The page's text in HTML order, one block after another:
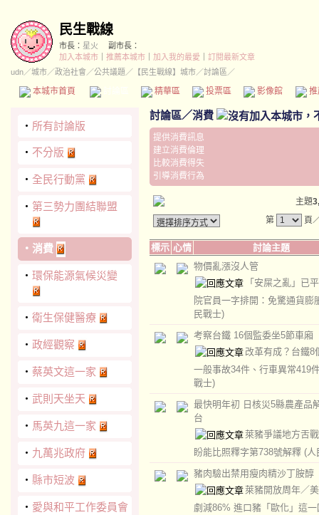
民生戰線
市長： 星火
副市長：
加入本城市
推薦本城市 加入我的最愛
訂閱最新文章
udn／城市／政治社會 ／公共議題 ／ 【民生戰線】城市／討論區／
本城市首頁 精華區 投票區 影像館
‧ 所有討論版
‧ 不分版
‧ 全民行動黨
‧ 第三勢力團結聯盟
‧ 消費
‧ 環保能源氣候災變
‧ 衛生保健醫療
‧ 政經觀察
‧ 蔡英文這一家
‧ 武則天坐天
‧ 馬英九這一家
‧ 九萬兆政府
‧ 縣市短波
‧ 愛與和平工作委員會
討論區／消費
提供消費訊息
建立消費倫理
比較消費得失
引導消費行為
主題
第
頁
標示 心情
討論主題
物價亂漲沒人管
「安屎之亂」已
院官員一字排開：免驚通貨膨
民戰士)
考察台鐵 16個監委坐5節車廂
改革有成？台鐵8
一般事故34件、行車異常419
戰士)
最快明年初 日核災5縣農產品
台
萊豬爭議地方舌
盼能比照釋字第738號解釋 (人
豬肉驗出禁用瘦肉精沙丁胺醇
萊豬開放周年／
劇減86% 進口豬「歐化」這